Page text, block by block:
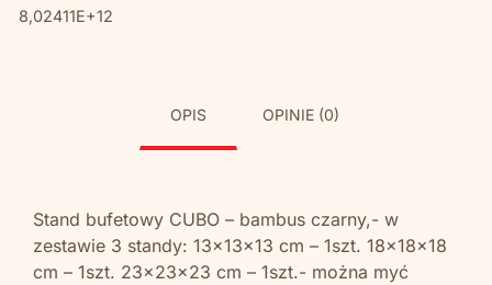
8,02411E+12
OPIS OPINIE (0)
Stand bufetowy CUBO – bambus czarny,- w
zestawie 3 standy: 13x13x13 cm – 1szt. 18x18x18
cm – 1szt. 23x23x23 cm – 1szt.- można myć